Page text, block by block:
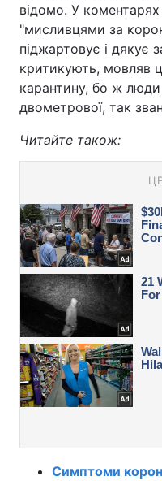
відомо. У коментарях
"мисливцями за
піджартовує і дякує
критикують, мовляв
карантину, бо ж
двометрової, так
Читайте також:
Симптоми